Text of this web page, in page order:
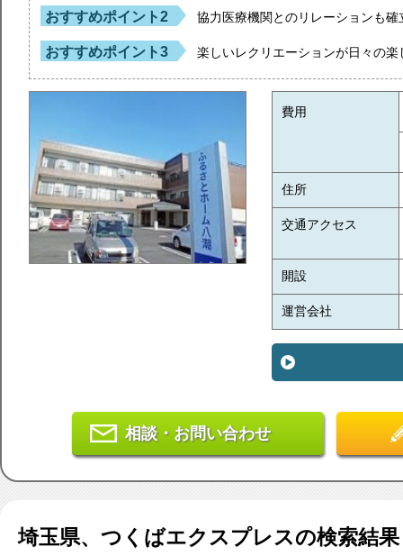
おすすめポイント2 協力医療機関とのリレーションも確
おすすめポイント3 楽しいレクリエーションが日々の
費用
住所
交通アクセス
開設
運営会社
相談・お問い合わせ
埼玉県、つくばエクスプレスの検索結